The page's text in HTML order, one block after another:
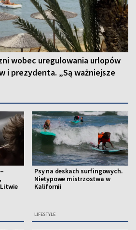
wobec uregulowania urlopów
i prezydenta. „Są ważniejsze
Psy na deskach surfingowych.
Nietypowe mistrzostwa w
Kalifornii
LIFESTYLE